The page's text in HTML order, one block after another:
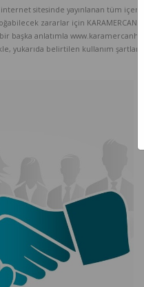
internet sitesinde yayınlanan tüm
zararlar için
başka anlatımla
belirtilen kullanım şartlarını